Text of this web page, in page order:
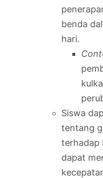
benda
hari.
Siswa
tentang
terhadap
dapat